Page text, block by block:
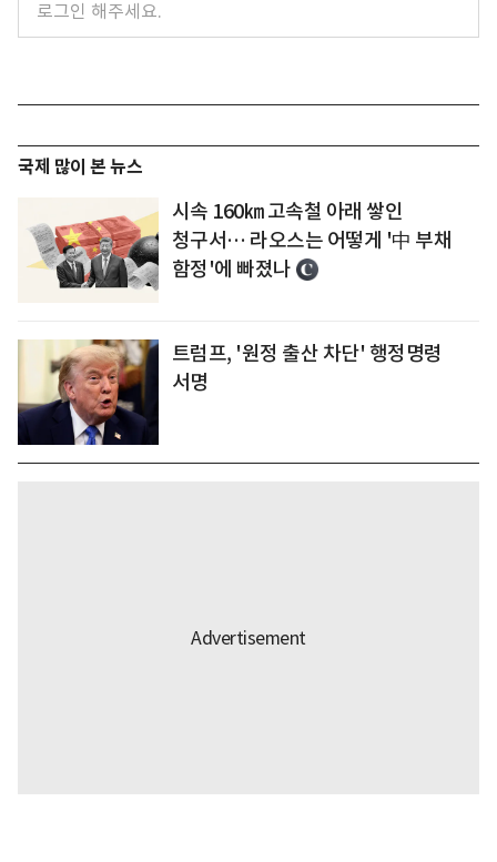
국제 많이 본 뉴스
시속 160㎞ 고속철 아래 쌓인
청구서… 라오스는 어떻게 '中 부채
함정'에 빠졌나
트럼프, '원정 출산 차단' 행정명령
서명